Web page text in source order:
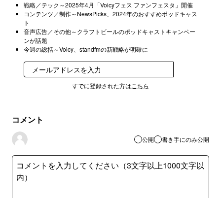
戦略／テック～2025年4月「Voicyフェス ファンフェスタ」開催
コンテンツ／制作～NewsPicks、2024年のおすすめポッドキャス
ト
音声広告／その他～クラフトビールのポッドキャストキャンペー
ンが話題
今週の総括～Voicy、standfmの新戦略が明確に
すでに登録された方は こちら
コメント
公開 書き手にのみ公開